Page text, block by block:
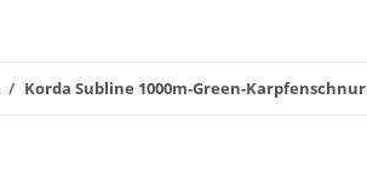
Korda Subline 1000m-Green-Karpfenschnur